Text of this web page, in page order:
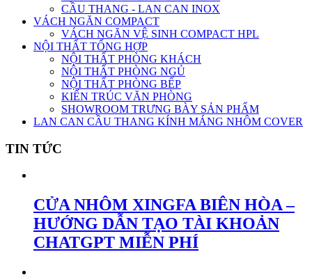
CẦU THANG - LAN CAN INOX
VÁCH NGĂN COMPACT
VÁCH NGĂN VỆ SINH COMPACT HPL
NỘI THẤT TỔNG HỢP
NỘI THẤT PHÒNG KHÁCH
NỘI THẤT PHÒNG NGỦ
NỘI THẤT PHÒNG BẾP
KIẾN TRÚC VĂN PHÒNG
SHOWROOM TRƯNG BÀY SẢN PHẨM
LAN CAN CẦU THANG KÍNH MÁNG NHÔM COVER
TIN TỨC
CỬA NHÔM XINGFA BIÊN HÒA –
HƯỚNG DẪN TẠO TÀI KHOẢN
CHATGPT MIỄN PHÍ